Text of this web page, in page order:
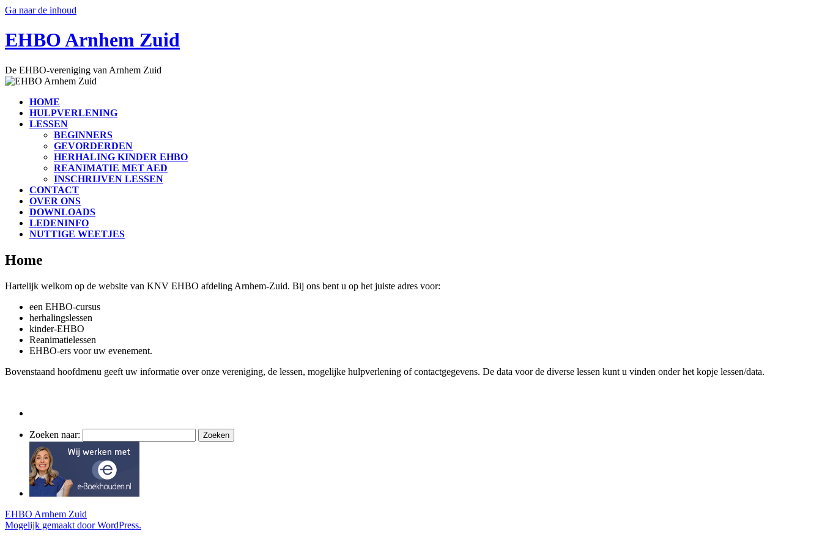
Ga naar de inhoud
EHBO Arnhem Zuid
De EHBO-vereniging van Arnhem Zuid
HOME
HULPVERLENING
LESSEN
BEGINNERS
GEVORDERDEN
HERHALING KINDER EHBO
REANIMATIE MET AED
INSCHRIJVEN LESSEN
CONTACT
OVER ONS
DOWNLOADS
LEDENINFO
NUTTIGE WEETJES
Home
Hartelijk welkom op de website van KNV EHBO afdeling Arnhem-Zuid. Bij ons bent u op het juiste adres voor:
een EHBO-cursus
herhalingslessen
kinder-EHBO
Reanimatielessen
EHBO-ers voor uw evenement.
Bovenstaand hoofdmenu geeft uw informatie over onze vereniging, de lessen, mogelijke hulpverlening of contactgegevens. De data voor de diverse lessen kunt u vinden onder het kopje lessen/data.
Zoeken naar:
EHBO Arnhem Zuid
Mogelijk gemaakt door WordPress.